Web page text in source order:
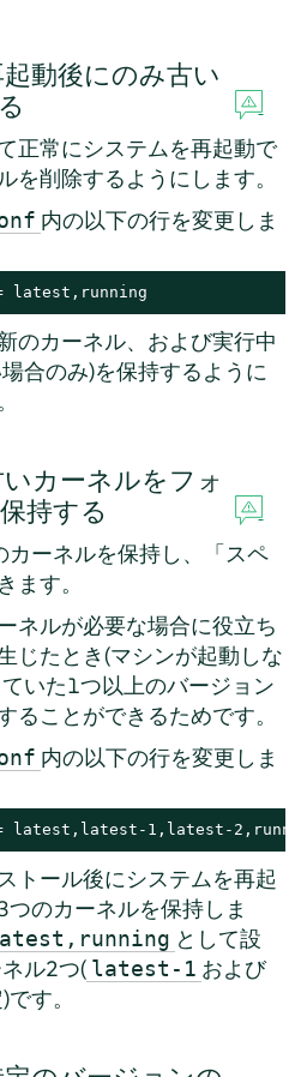
動後にのみ古い
正常にシステムを再起動で
を削除するようにします。
内の以下の行を変更しま
latest,running
のカーネル、および実行中
合のみ)を保持するように
カーネルをフォ
持する
ーネルを保持し、 「スペ
ます。
ネルが必要な場合に役立ち
じたとき(マシンが起動しな
いた1つ以上のバージョン
ることができるためです。
内の以下の行を変更しま
latest,latest-1,latest-
トール後にシステムを再起
のカーネルを保持しま
として設
ル2つ( latest-1 および
す。